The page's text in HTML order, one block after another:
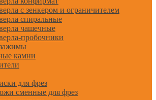
с зенкером и ограничителем
спиральные
чашечные
пробочники
камни
для фрез
сменные для фрез